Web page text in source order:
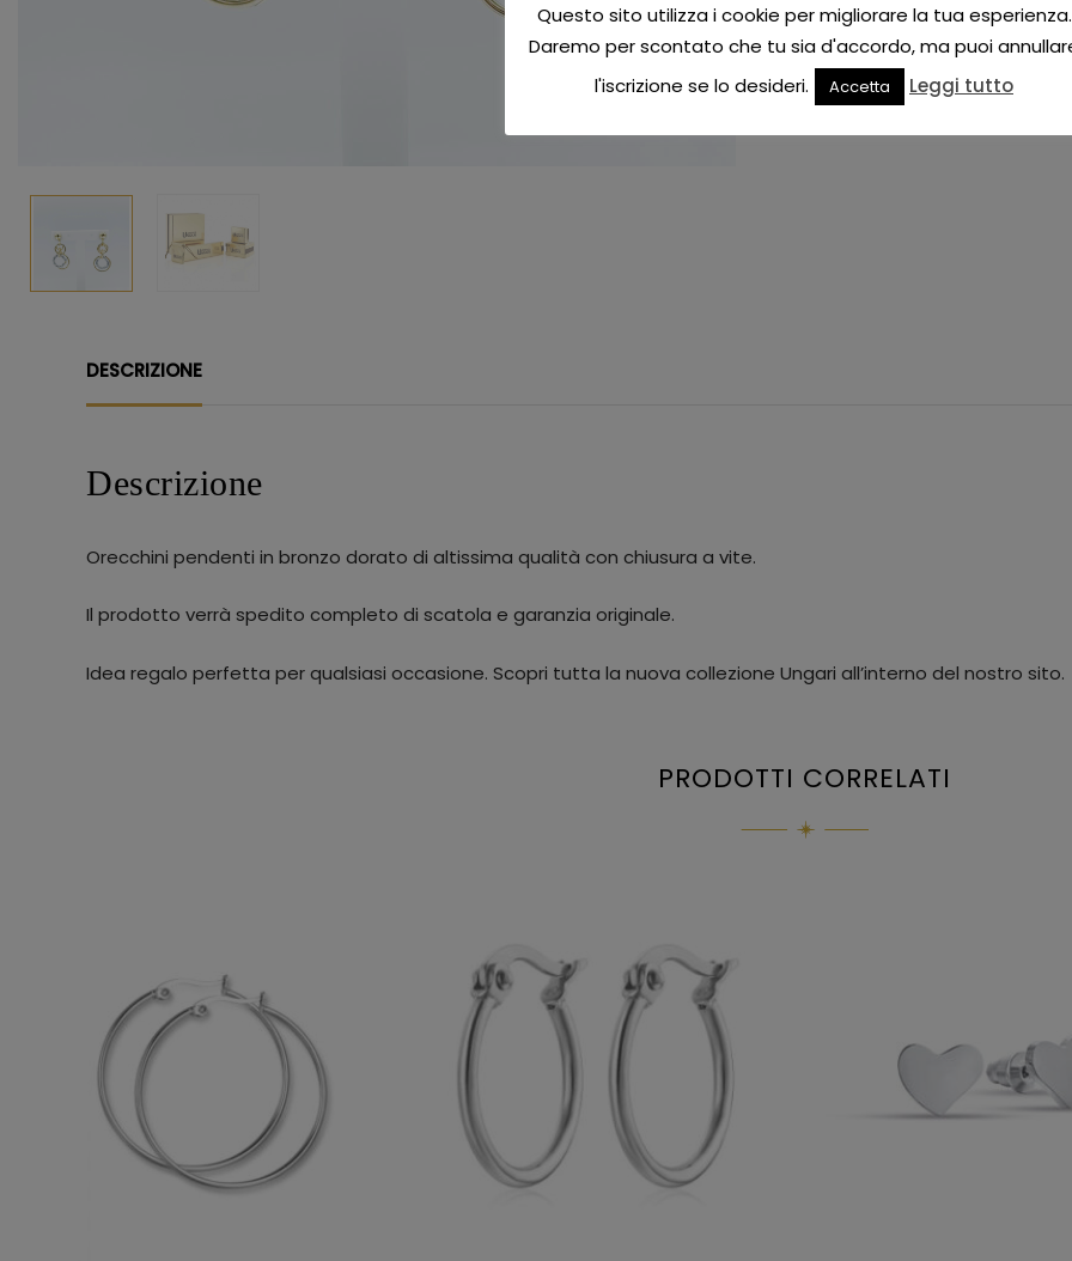
Alternative:
CATEGORIE: LORENZO UNGARI
TAG:LORENZO UNGARI, ORECCHINI
DESCRIZIONE
Descrizione
Orecchini pendenti in bronzo dorato di altissima qualità con chiusura a vite.
Il prodotto verrà spedito completo di scatola e garanzia originale.
Idea regalo perfetta per qualsiasi occasione. Scopri tutta la nuova collezione Ungari all’interno del nostro sito.
PRODOTTI CORRELATI
Questo sito utilizza i cookie per migliorare la tua esperienza.
Daremo per scontato che tu sia d'accordo, ma puoi
l'iscrizione se lo desideri.
Accetta Leggi tutto